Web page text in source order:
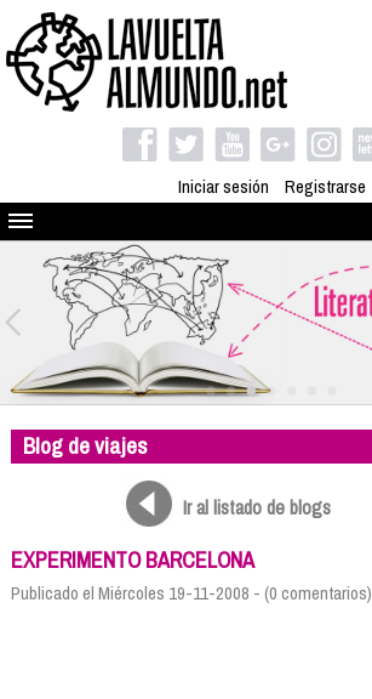
Iniciar sesión Registrarse
Quienes somos
El proyecto
Blog
Viaja con nosotros
Camino solidario
Libros
Compañeros de viaje
Formación
Info viajeros
Blog de viajes
Ir al listado de blogs
EXPERIMENTO BARCELONA
Publicado el Miércoles 19-11-2008 - (0 comentarios)